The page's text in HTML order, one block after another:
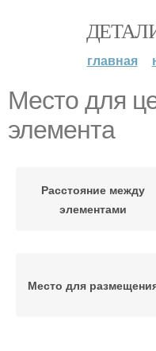
главная
Место для
элемента
Расстояние между
элементами
Место для